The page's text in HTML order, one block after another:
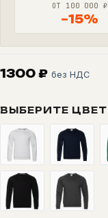
ОТ 100 000 ₽
−15%
1300 ₽ без НДС
ВЫБЕРИТЕ ЦВЕТ